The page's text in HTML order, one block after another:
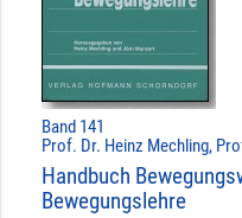
Band 141
Prof. Dr. Heinz Mechling,
Handbuch
Bewegungslehre